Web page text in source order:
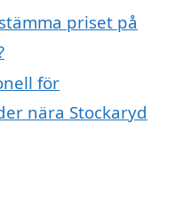
priset på
för
nära Stockaryd